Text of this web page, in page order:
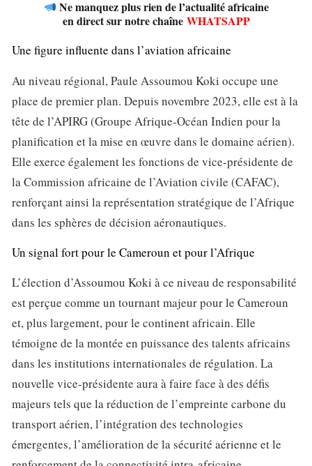
Ne manquez plus rien de l’actualité africaine
en direct sur notre chaîne WHATSAPP
Une figure influente dans l’aviation africaine
Au niveau régional, Paule Assoumou Koki occupe une
place de premier plan. Depuis novembre 2023, elle est à la
tête de l’APIRG (Groupe Afrique-Océan Indien pour la
planification et la mise en œuvre dans le domaine aérien).
Elle exerce également les fonctions de vice-présidente de
la Commission africaine de l’Aviation civile (CAFAC),
renforçant ainsi la représentation stratégique de l’Afrique
dans les sphères de décision aéronautiques.
Un signal fort pour le Cameroun et pour l’Afrique
L’élection d’Assoumou Koki à ce niveau de responsabilité
est perçue comme un tournant majeur pour le Cameroun
et, plus largement, pour le continent africain. Elle
témoigne de la montée en puissance des talents africains
dans les institutions internationales de régulation. La
nouvelle vice-présidente aura à faire face à des défis
majeurs tels que la réduction de l’empreinte carbone du
transport aérien, l’intégration des technologies
émergentes, l’amélioration de la sécurité aérienne et le